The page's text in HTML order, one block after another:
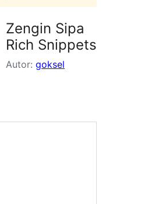
Zengin Sipa
Rich Snippets
Autor: goksel